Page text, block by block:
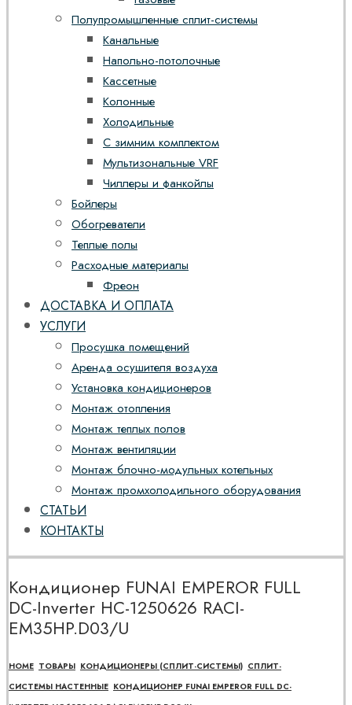
Полупромышленные сплит-системы
Канальные
Напольно-потолочные
Кассетные
Колонные
Холодильные
С зимним комплектом
Мультизональные VRF
Чиллеры и фанкойлы
Бойлеры
Обогреватели
Теплые полы
Расходные материалы
Фреон
ДОСТАВКА И ОПЛАТА
УСЛУГИ
Просушка помещений
Аренда осушителя воздуха
Установка кондиционеров
Монтаж отопления
Монтаж теплых полов
Монтаж вентиляции
Монтаж блочно-модульных котельных
Монтаж промхолодильного оборудования
СТАТЬИ
КОНТАКТЫ
Кондиционер FUNAI EMPEROR FULL
DC-Inverter НС-1250626 RACI-
EM35HP.D03/U
HOME ТОВАРЫ КОНДИЦИОНЕРЫ (СПЛИТ-СИСТЕМЫ) СПЛИТ-
СИСТЕМЫ НАСТЕННЫЕ КОНДИЦИОНЕР FUNAI EMPEROR FULL DC-